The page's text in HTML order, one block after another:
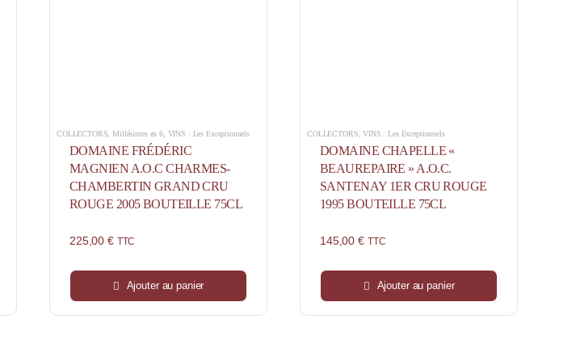
COLLECTORS,Millésimes en 6, VINS : Les Exceptionnels
DOMAINE FRÉDÉRIC
MAGNIEN A.O.C CHARMES-
CHAMBERTIN GRAND CRU
ROUGE 2005 BOUTEILLE 75CL
225,00€ TTC
Ajouter au panier
COLLECTORS,VINS : Les Exceptionnels
DOMAINE CHAPELLE «
BEAUREPAIRE » A.O.C.
SANTENAY 1ER CRU ROUGE
1995 BOUTEILLE 75CL
145,00€ TTC
Ajouter au panier